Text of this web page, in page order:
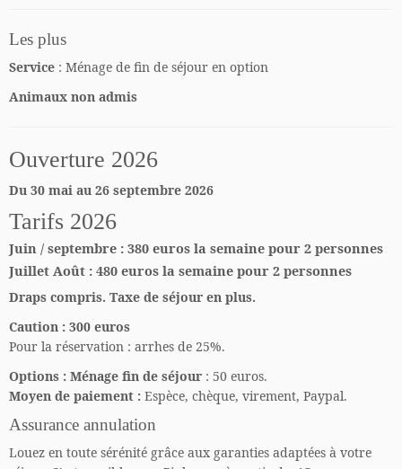
Les plus
Service : Ménage de fin de séjour en option
Animaux non admis
Ouverture 2026
Du 30 mai au 26 septembre 2026
Tarifs 2026
Juin / septembre : 380 euros la semaine pour 2 personnes
Juillet Août : 480 euros la semaine pour 2 personnes
Draps compris. Taxe de séjour en plus.
Caution : 300 euros
Pour la réservation : arrhes de 25%.
Options : Ménage fin de séjour : 50 euros.
Moyen de paiement : Espèce, chèque, virement, Paypal.
Assurance annulation
Louez en toute sérénité grâce aux garanties adaptées à votre